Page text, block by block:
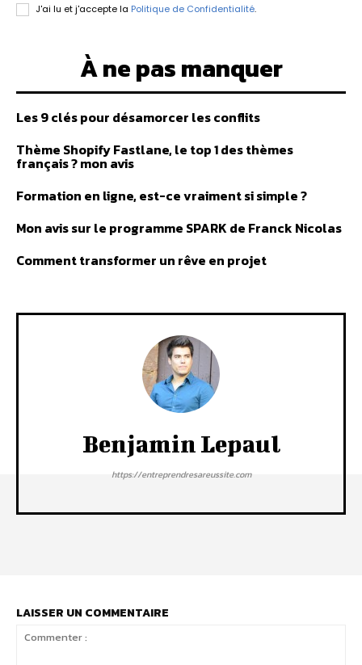
J'ai lu et j'accepte la Politique de Confidentialité.
À ne pas manquer
Les 9 clés pour désamorcer les conflits
Thème Shopify Fastlane, le top 1 des thèmes
français ? mon avis
Formation en ligne, est-ce vraiment si simple ?
Mon avis sur le programme SPARK de Franck Nicolas
Comment transformer un rêve en projet
Benjamin Lepaul
https://entreprendresareussite.com
LAISSER UN COMMENTAIRE